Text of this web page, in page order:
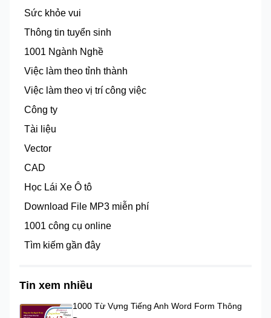
Sức khỏe vui
Thông tin tuyển sinh
1001 Ngành Nghề
Việc làm theo tỉnh thành
Việc làm theo vị trí công việc
Công ty
Tài liệu
Vector
CAD
Học Lái Xe Ô tô
Download File MP3 miễn phí
1001 công cụ online
Tìm kiếm gần đây
Tin xem nhiều
1000 Từ Vựng Tiếng Anh Word Form Thông